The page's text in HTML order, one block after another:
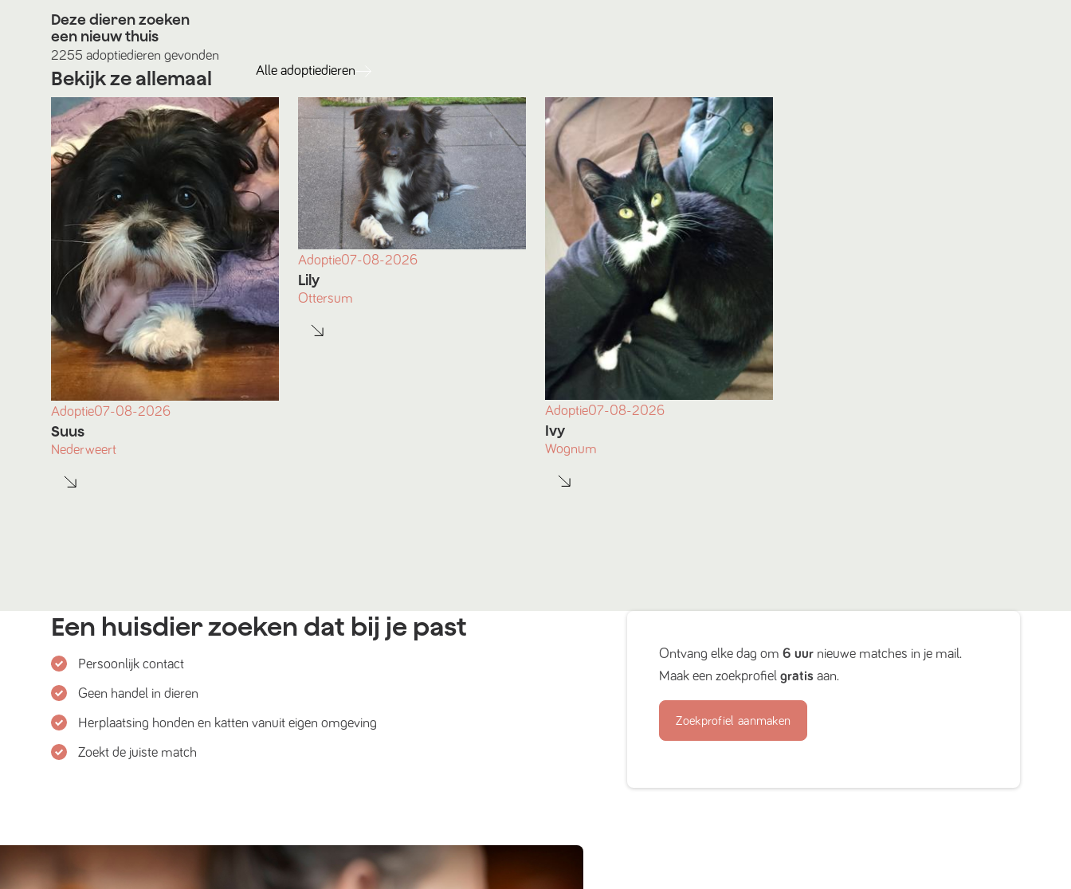
Deze dieren zoeken
een nieuw thuis
2255 adoptiedieren gevonden
Bekijk ze allemaal Alle adoptiedieren
Adoptie07-08-2026
Suus
Nederweert
Adoptie07-08-2026
Lily
Ottersum
Adoptie07-08-2026
Ivy
Wognum
Een huisdier zoeken dat bij je past
Persoonlijk contact
Geen handel in dieren
Herplaatsing honden en katten vanuit eigen omgeving
Zoekt de juiste match
Ontvang elke dag om6 uur nieuwe matches in je mail.
Maak een zoekprofielgratis aan.
Zoekprofiel aanmaken